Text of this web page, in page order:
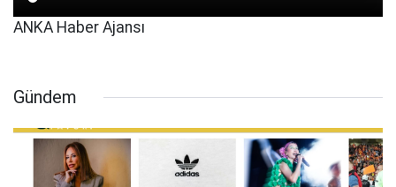
ANKA Haber Ajansı
Gündem